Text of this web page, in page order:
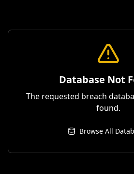
Database Not
The requested breach
found.
Browse All